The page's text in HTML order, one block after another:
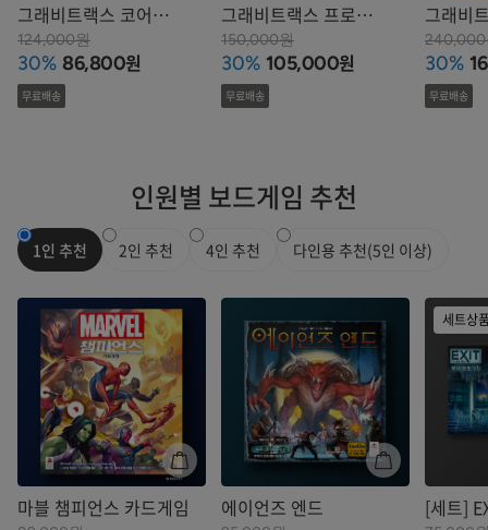
그래비트랙스 코어
스타터
124,000원
30% 86,800원
무료배송
그래비트랙스 프로
스타터: 버티컬
150,000원
30% 105,000원
무료배송
그래비
스타터:
240,000
30%
무료배송
인원별 보드게임 추천
1인 추천 2인 추천 4인 추천 다인용 추천(5인 이상)
마블 챔피언스 카드게임 에이언즈 엔드
세트상
[세트]